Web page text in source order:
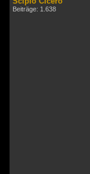
Beiträge: 1.638